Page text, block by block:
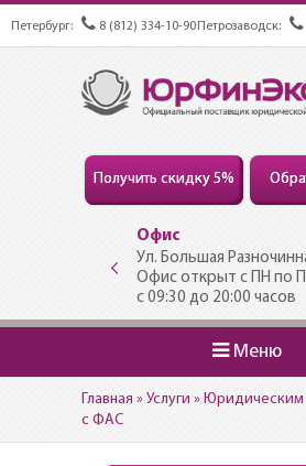
Петербург: 8 (812) 334-10-90 Петрозаводск:
Получить скидку 5%
Офис
Ул. Большая
Офис открыт с ПН по
с 09:30 до 20:00 часов
Меню
Главная » Услуги » Юридическим
с ФАС